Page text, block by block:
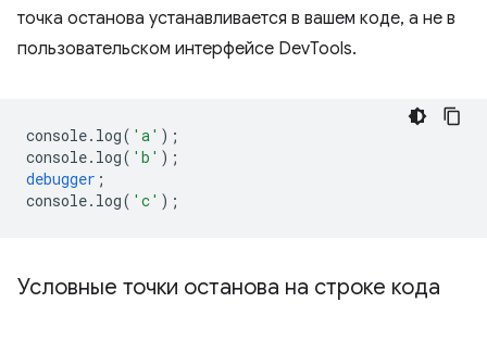
точка останова устанавливается в вашем коде, а не в
пользовательском интерфейсе DevTools.
console. log( 'a' );
console. log( 'b' );
debugger ;
console. log( 'c' );
Условные точки останова на строке кода